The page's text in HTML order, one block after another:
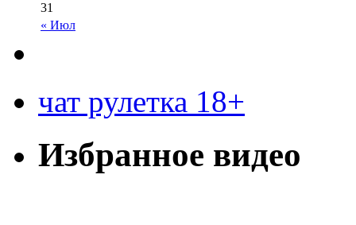
« Июл
31
чат рулетка 18+
Избранное видео